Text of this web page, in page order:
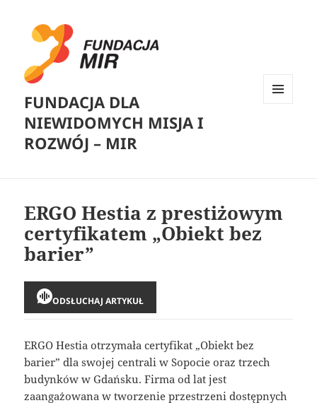
FUNDACJA DLA
NIEWIDOMYCH MISJA I
ROZWÓJ – MIR
ERGO Hestia z prestiżowym
certyfikatem „Obiekt bez
barier”
ODSŁUCHAJ ARTYKUŁ
ERGO Hestia otrzymała certyfikat „Obiekt bez
barier” dla swojej centrali w Sopocie oraz trzech
budynków w Gdańsku. Firma od lat jest
zaangażowana w tworzenie przestrzeni dostępnych